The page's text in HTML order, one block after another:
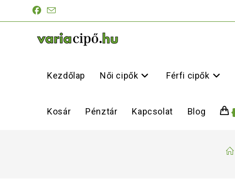
Kezdőlap Női cipők Férfi cipők
Kosár Pénztár Kapcsolat Blog